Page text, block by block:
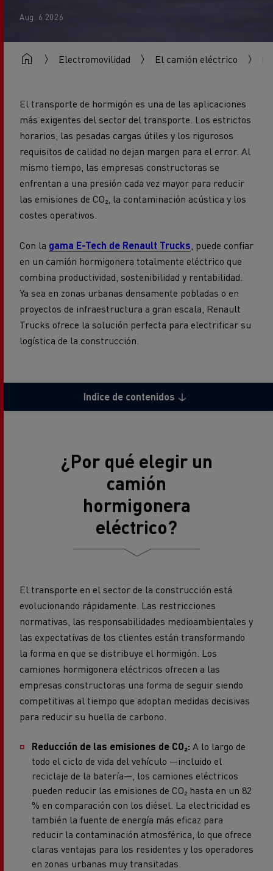
Aug. 6 2026
Electromovilidad El camión eléctrico
El transporte de hormigón es una de las aplicaciones
más exigentes del sector del transporte. Los estrictos
horarios, las pesadas cargas útiles y los rigurosos
requisitos de calidad no dejan margen para el error. Al
mismo tiempo, las empresas constructoras se
enfrentan a una presión cada vez mayor para reducir
las emisiones de CO₂, la contaminación acústica y los
costes operativos.
Con la gama E-Tech de Renault Trucks , puede confiar
en un camión hormigonera totalmente eléctrico que
combina productividad, sostenibilidad y rentabilidad.
Ya sea en zonas urbanas densamente pobladas o en
proyectos de infraestructura a gran escala, Renault
Trucks ofrece la solución perfecta para electrificar su
logística de la construcción.
Indice de contenidos
¿Por qué elegir un
camión
hormigonera
eléctrico?
El transporte en el sector de la construcción está
evolucionando rápidamente. Las restricciones
normativas, las responsabilidades medioambientales y
las expectativas de los clientes están transformando
la forma en que se distribuye el hormigón. Los
camiones hormigonera eléctricos ofrecen a las
empresas constructoras una forma de seguir siendo
competitivas al tiempo que adoptan medidas decisivas
para reducir su huella de carbono.
Reducción de las emisiones de CO₂: A lo largo de
todo el ciclo de vida del vehículo —incluido el
reciclaje de la batería—, los camiones eléctricos
pueden reducir las emisiones de CO₂ hasta en un 82
% en comparación con los diésel. La electricidad es
también la fuente de energía más eficaz para
reducir la contaminación atmosférica, lo que ofrece
claras ventajas para los residentes y los operadores
en zonas urbanas muy transitadas.